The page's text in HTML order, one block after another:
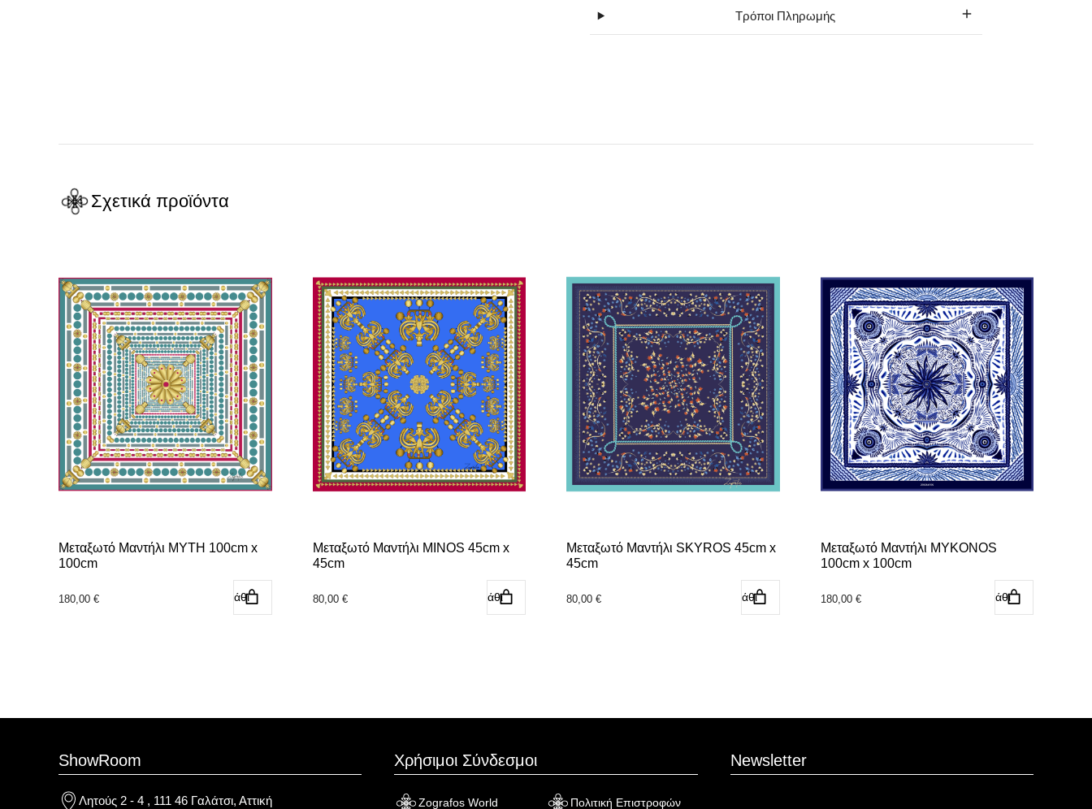
Τρόποι Πληρωμής
Σχετικά προϊόντα
Μεταξωτό Μαντήλι MYTH 100cm x
100cm
180,00 € Προσθήκη στο καλάθι
Μεταξωτό Μαντήλι MINOS 45cm x
45cm
80,00 € Προσθήκη στο καλάθι
Μεταξωτό Μαντήλι SKYROS 45cm x
45cm
80,00 € Προσθήκη στο καλάθι
Μεταξωτό Μαντήλι MYKONOS
100cm x 100cm
180,00 € Προσθήκη στο καλάθι
ShowRoom
Λητούς 2 - 4 , 111 46 Γαλάτσι, Αττική
Χρήσιμοι Σύνδεσμοι
Zografos World Πολιτική Επιστροφών
Newsletter